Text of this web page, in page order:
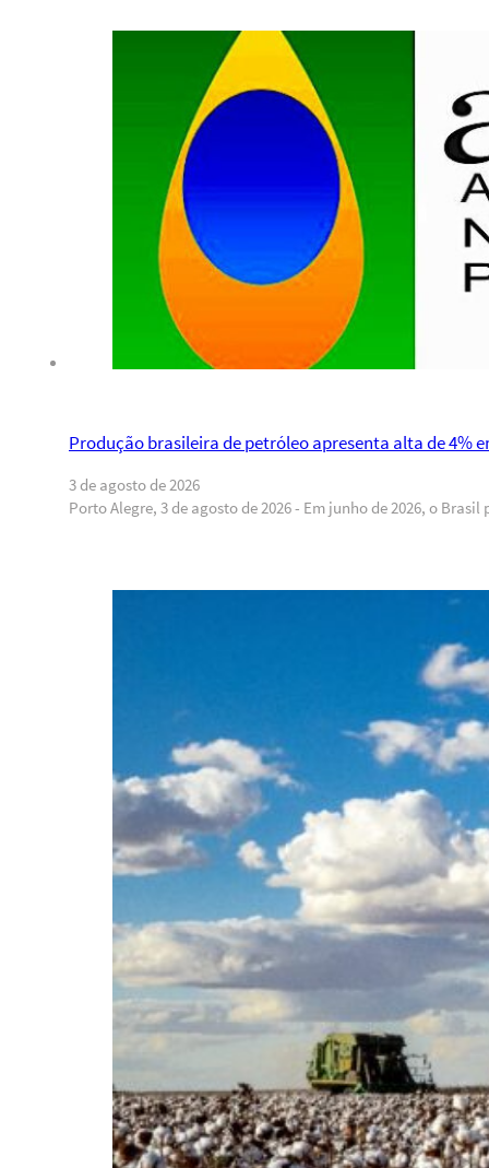
Produção brasileira de petróleo apresenta alta de 4%
3 de agosto de 2026
Porto Alegre, 3 de agosto de 2026 - Em junho de 2026, o